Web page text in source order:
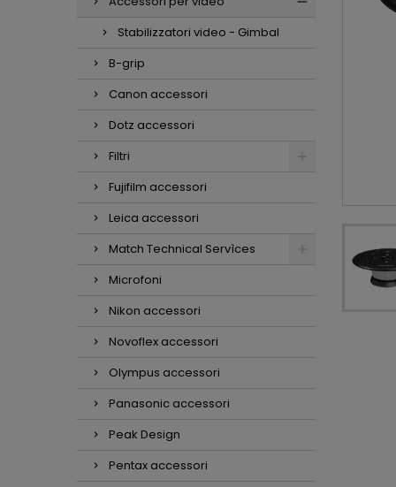
Stabilizzatori video - Gimbal
B-grip
Canon accessori
Dotz accessori
Filtri
Fujifilm accessori
Leica accessori
Match Technical Servìces
Microfoni
Nikon accessori
Novoflex accessori
Olympus accessori
Panasonic accessori
Peak Design
Pentax accessori